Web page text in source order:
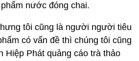
nước đóng chai.
tôi cũng là người người tiêu
có vấn đề thì chúng tôi cũng
Hiệp Phát quảng cáo trà thảo